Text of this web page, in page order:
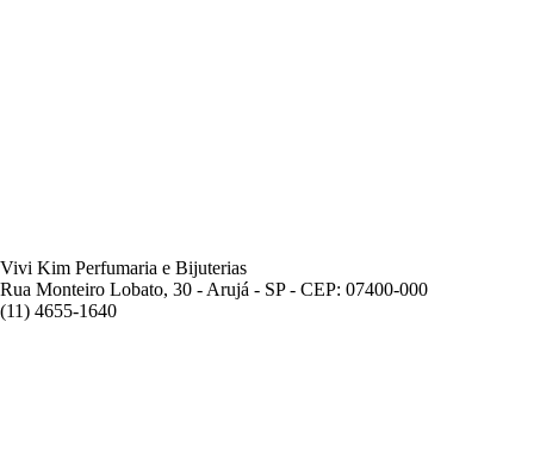
Vivi Kim Perfumaria e Bijuterias
Rua Monteiro Lobato, 30 - Arujá - SP - CEP: 07400-000
(11) 4655-1640